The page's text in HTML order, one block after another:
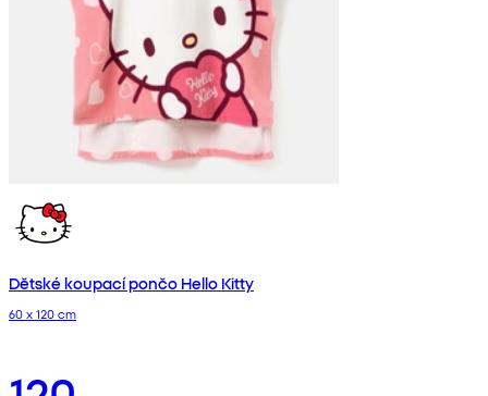
Dětské koupací pončo Hello Kitty
60 x 120 cm